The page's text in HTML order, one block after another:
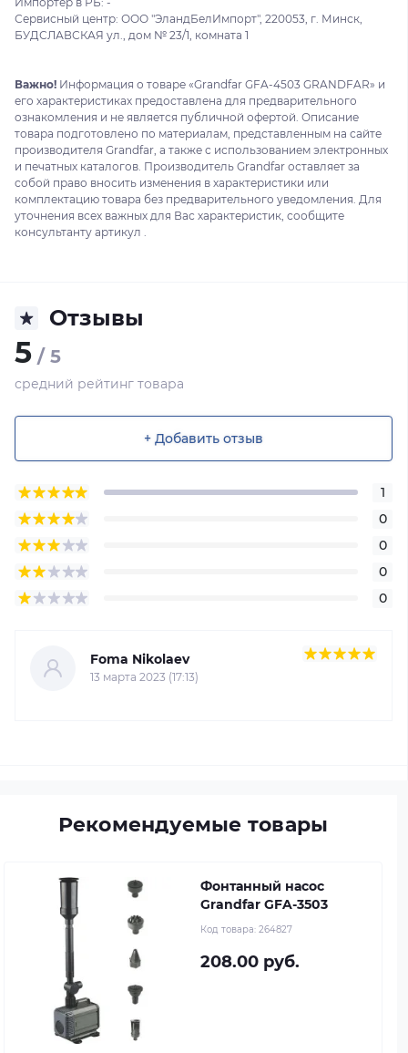
Сервисный центр: ООО "ЭландБелИмпорт", 220053, г. Минск,
БУДСЛАВСКАЯ ул., дом № 23/1, комната 1
Важно! Информация о товаре «Grandfar GFA-4503 GRANDFAR» и
его характеристиках предоставлена для предварительного
ознакомления и не является публичной офертой. Описание
товара подготовлено по материалам, представленным на сайте
производителя Grandfar, а также с использованием электронных
и печатных каталогов. Производитель Grandfar оставляет за
собой право вносить изменения в характеристики или
комплектацию товара без предварительного уведомления. Для
уточнения всех важных для Вас характеристик, сообщите
консультанту артикул .
Отзывы
5 / 5
средний рейтинг товара
+ Добавить отзыв
1
0
0
0
0
Foma Nikolaev
13 марта 2023 (17:13)
Рекомендуемые товары
Фонтанный насос
Grandfar GFA-3503
Код товара: 264827
208.00 руб.